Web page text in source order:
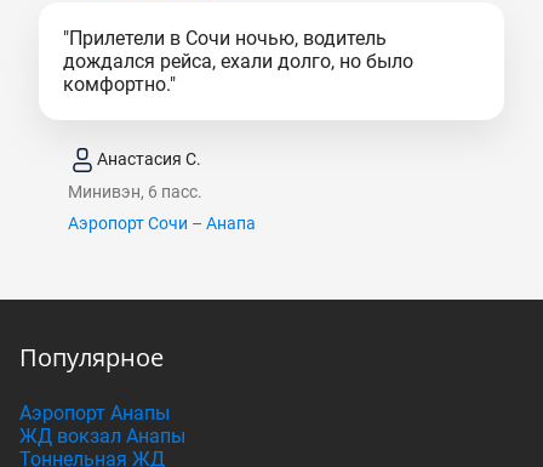
"Прилетели в Сочи ночью, водитель
дождался рейса, ехали долго, но было
комфортно."
Анастасия С.
Минивэн, 6 пасс.
Аэропорт Сочи – Анапа
Популярное
Аэропорт Анапы
ЖД вокзал Анапы
Тоннельная ЖД